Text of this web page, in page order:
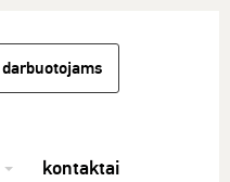
darbuotojams
kontaktai